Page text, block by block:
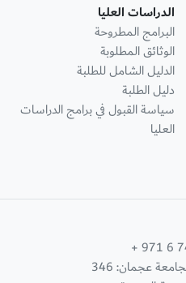
الدراسات العليا
البرامج المطروحة
الوثائق المطلوبة
الدليل الشامل للطلبة
دليل الطلبة
سياسة القبول في برامج الدراسات
العليا
+ 971 6
عجمان: 346